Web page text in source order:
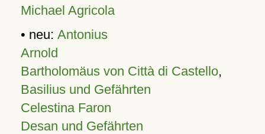
Michael Agricola
• neu: Antonius
Arnold
Bartholomäus von Città di Castello,
Basilius und Gefährten
Celestina Faron
Desan und Gefährten